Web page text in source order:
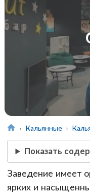
Кальянные
Показать
Заведение имеет
ярких и